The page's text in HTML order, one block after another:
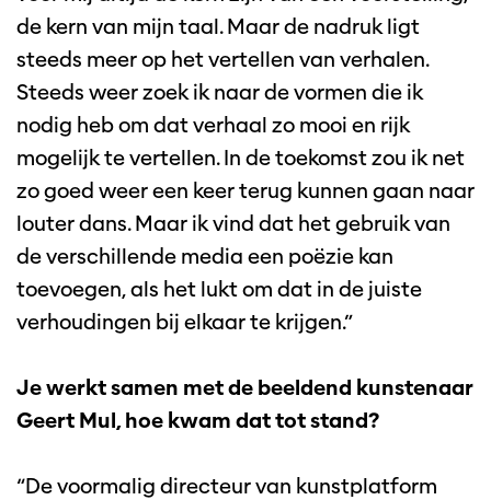
de kern van mijn taal. Maar de nadruk ligt
steeds meer op het vertellen van verhalen.
Steeds weer zoek ik naar de vormen die ik
nodig heb om dat verhaal zo mooi en rijk
mogelijk te vertellen. In de toekomst zou ik net
zo goed weer een keer terug kunnen gaan naar
louter dans. Maar ik vind dat het gebruik van
de verschillende media een poëzie kan
toevoegen, als het lukt om dat in de juiste
verhoudingen bij elkaar te krijgen.”
Je werkt samen met de beeldend kunstenaar
Geert Mul, hoe kwam dat tot stand?
“De voormalig directeur van kunstplatform